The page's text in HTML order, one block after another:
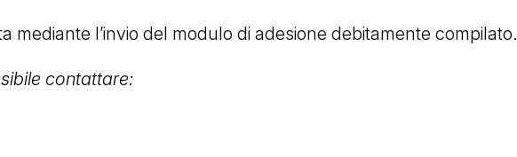
mediante l’invio del modulo di adesione debitamente compilato.
contattare: